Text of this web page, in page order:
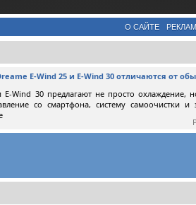
О САЙТЕ
E-Wind 25 и E-Wind 30 отличаются от
Wind 30 предлагают не просто
со смартфона, систему самоочистки